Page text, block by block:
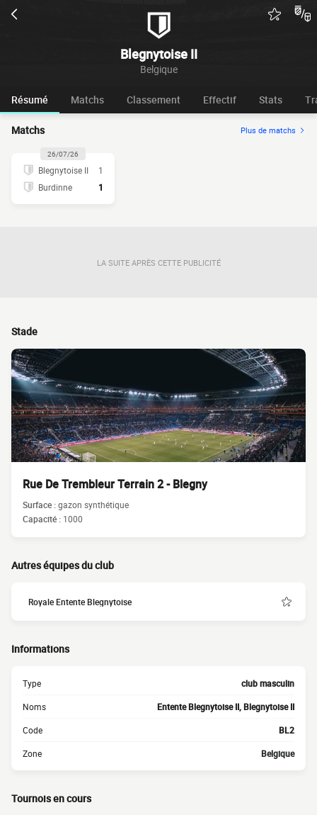
Blegnytoise II
Belgique
Résumé Matchs Classement Effectif Stats
Matchs Plus de matchs
26/07/26
Blegnytoise II
1
Burdinne
1
LA SUITE APRÈS CETTE PUBLICITÉ
Stade
Rue De Trembleur Terrain 2 - Blegny
Surface :gazon synthétique
Capacité : 1000
Autres équipes du club
Royale Entente Blegnytoise
Informations
Type club masculin
Noms Entente Blegnytoise II, Blegnytoise II
Code BL2
Zone Belgique
Tournois en cours